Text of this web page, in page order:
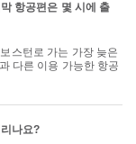
항공편은 몇 시에 출
다른 이용 가능한 항공
나요?